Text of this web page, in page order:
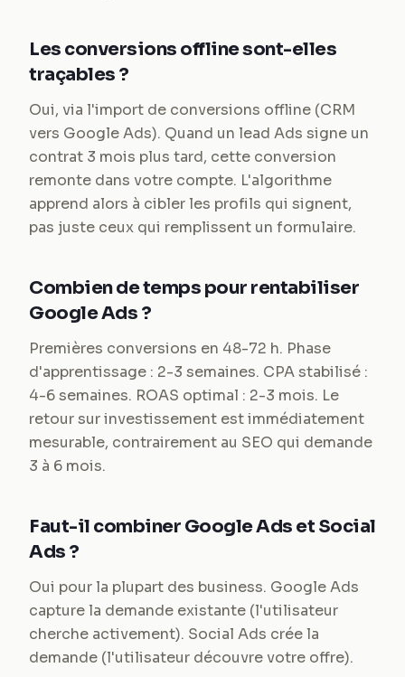
Les conversions offline sont-elles
traçables ?
Oui, via l'import de conversions offline (CRM
vers Google Ads). Quand un lead Ads signe un
contrat 3 mois plus tard, cette conversion
remonte dans votre compte. L'algorithme
apprend alors à cibler les profils qui signent,
pas juste ceux qui remplissent un formulaire.
Combien de temps pour rentabiliser
Google Ads ?
Premières conversions en 48-72 h. Phase
d'apprentissage : 2-3 semaines. CPA stabilisé :
4-6 semaines. ROAS optimal : 2-3 mois. Le
retour sur investissement est immédiatement
mesurable, contrairement au SEO qui demande
3 à 6 mois.
Faut-il combiner Google Ads et Social
Ads ?
Oui pour la plupart des business. Google Ads
capture la demande existante (l'utilisateur
cherche activement). Social Ads crée la
demande (l'utilisateur découvre votre offre).